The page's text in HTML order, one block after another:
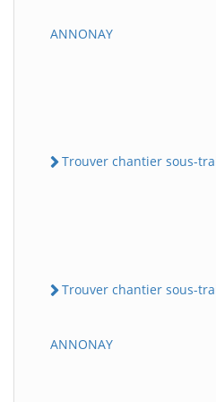
ANNONAY
Trouver chantier sous-
Trouver chantier sous-
ANNONAY